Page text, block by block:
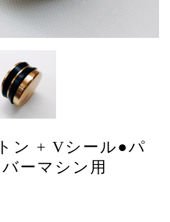
ン + Vシール●パ
ーマシン用